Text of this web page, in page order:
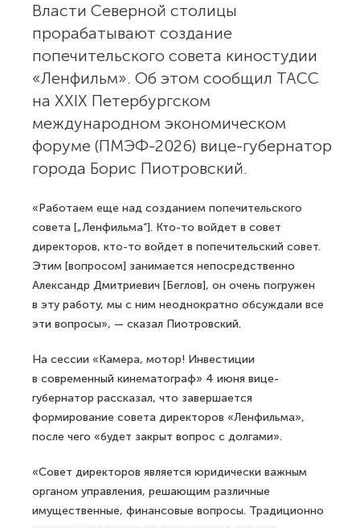
Власти Северной столицы
прорабатывают создание
попечительского совета киностудии
«Ленфильм». Об этом сообщил ТАСС
на XXIX Петербургском
международном экономическом
форуме (ПМЭФ-2026) вице-губернатор
города Борис Пиотровский.
«Работаем еще над созданием попечительского
совета [„Ленфильма“]. Кто-то войдет в совет
директоров, кто-то войдет в попечительский совет.
Этим [вопросом] занимается непосредственно
Александр Дмитриевич [Беглов], он очень погружен
в эту работу, мы с ним неоднократно обсуждали все
эти вопросы», — сказал Пиотровский.
На сессии «Камера, мотор! Инвестиции
в современный кинематограф» 4 июня вице-
губернатор рассказал, что завершается
формирование совета директоров «Ленфильма»,
после чего «будет закрыт вопрос с долгами».
«Совет директоров является юридически важным
органом управления, решающим различные
имущественные, финансовые вопросы. Традиционно